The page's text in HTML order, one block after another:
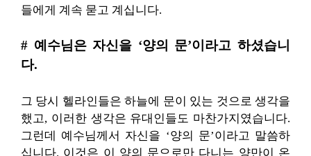
들에게 계속 묻고 계십니다.
# 예수님은 자신을 ‘양의 문’이라고 하셨습니
다.
그 당시 헬라인들은 하늘에 문이 있는 것으로 생각을
했고, 이러한 생각은 유대인들도 마찬가지였습니다.
그런데 예수님께서 자신을 ‘양의 문’이라고 말씀하
십니다. 이것은 이 양의 문으로만 다니는 양만이 온